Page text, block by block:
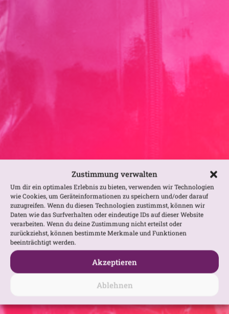
Zustimmung verwalten
Um dir ein optimales Erlebnis zu bieten, verwenden wir Technologien
wie Cookies, um Geräteinformationen zu speichern und/oder darauf
zuzugreifen. Wenn du diesen Technologien zustimmst, können wir
Daten wie das Surfverhalten oder eindeutige IDs auf dieser Website
verarbeiten. Wenn du deine Zustimmung nicht erteilst oder
zurückziehst, können bestimmte Merkmale und Funktionen
beeinträchtigt werden.
Akzeptieren
Ablehnen